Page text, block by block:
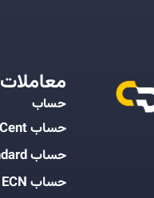
معاملات
حساب
حساب Cent
حساب Standard
حساب ECN